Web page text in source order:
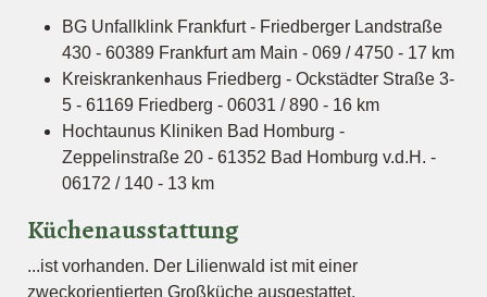
BG Unfallklink Frankfurt - Friedberger Landstraße
430 - 60389 Frankfurt am Main - 069 / 4750 - 17 km
Kreiskrankenhaus Friedberg - Ockstädter Straße 3-
5 - 61169 Friedberg - 06031 / 890 - 16 km
Hochtaunus Kliniken Bad Homburg -
Zeppelinstraße 20 - 61352 Bad Homburg v.d.H. -
06172 / 140 - 13 km
Küchenausstattung
...ist vorhanden. Der Lilienwald ist mit einer
zweckorientierten Großküche ausgestattet.